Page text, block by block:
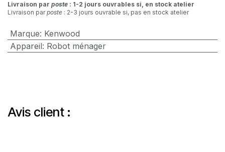
Livraison par poste : 1-2 jours ouvrables si, en stock atelier
Livraison parposte : 2-3 jours ouvrable si, pas en stock atelier
Marque: Kenwood
Appareil: Robot ménager
Avis client :